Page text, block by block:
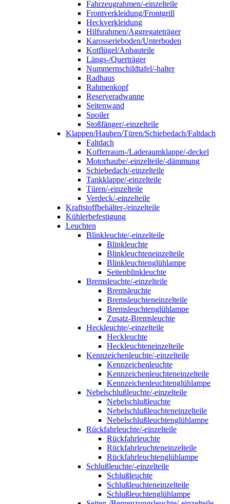
Fahrzeugrahmen/-einzelteile
Frontverkleidung/Frontgrill
Heckverkleidung
Hilfsrahmen/Aggregateträger
Karosserieboden/Unterboden
Kotflügel/Anbauteile
Längs-/Querträger
Nummernschildtafel/-halter
Radhaus
Rahmenkopf
Reserveradwanne
Seitenwand
Spoiler
Stoßfänger/-einzelteile
Klappen/Hauben/Türen/Schiebedach/Faltdach
Faltdach
Kofferraum-/Laderaumklappe/-deckel
Motorhaube/-einzelteile/-dämmung
Schiebedach/-einzelteile
Tankklappe/-einzelteile
Türen/-einzelteile
Verdeck/-einzelteile
Kraftstoffbehälter-/einzelteile
Kühlerbefestigung
Leuchten
Blinkleuchte/-einzelteile
Blinkleuchte
Blinkleuchteneinzelteile
Blinkleuchtenglühlampe
Seitenblinkleuchte
Bremsleuchte/-einzelteile
Bremsleuchte
Bremsleuchteneinzelteile
Bremsleuchtenglühlampe
Zusatz-Bremsleuchte
Heckleuchte/-einzelteile
Heckleuchte
Heckleuchteneinzelteile
Kennzeichenleuchte/-einzelteile
Kennzeichenleuchte
Kennzeichenleuchteneinzelteile
Kennzeichenleuchtenglühlampe
Nebelschlußleuchte/-einzelteile
Nebelschlußleuchte
Nebelschlußleuchteneinzelteile
Nebelschlußleuchtenglühlampe
Rückfahrleuchte/-einzelteile
Rückfahrleuchte
Rückfahrleuchteneinzelteile
Rückfahrleuchtenglühlampe
Schlußleuchte/-einzelteile
Schlußleuchte
Schlußleuchteneinzelteile
Schlußleuchtenglühlampe